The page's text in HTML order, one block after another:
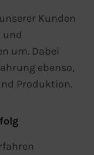
Kunden
und
um. Dabei
ebenso,
Produktion.